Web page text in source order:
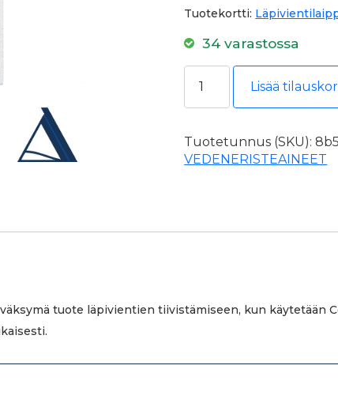
Tuotekortti:
34 varastossa
Ceresit CL83 Plus 42-
Lisää
Tuotetunnus (SKU):
VEDENERISTEAINEET
tuote läpivientien tiivistämiseen, kun käytetään